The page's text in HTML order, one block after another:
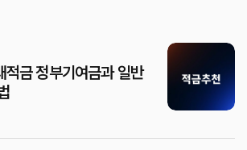
적금 정부기여금과 일반